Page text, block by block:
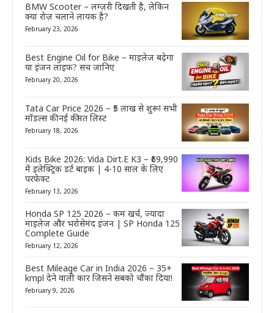
BMW Scooter – लग्ज़री दिखती है, लेकिन
क्या रोज़ चलाने लायक है?
February 23, 2026
Best Engine Oil for Bike – माइलेज बढ़ेगा
या इंजन लाइफ? सच जानिए
February 20, 2026
Tata Car Price 2026 – ₹5 लाख से शुरू! सभी
मॉडल्स की नई कीमत लिस्ट
February 18, 2026
Kids Bike 2026: Vida Dirt.E K3 – ₹69,990
में इलेक्ट्रिक डर्ट बाइक | 4-10 साल के लिए
परफेक्ट
February 13, 2026
Honda SP 125 2026 – कम खर्च, ज्यादा
माइलेज और भरोसेमंद इंजन | SP Honda 125
Complete Guide
February 12, 2026
Best Mileage Car in India 2026 – 35+
kmpl देने वाली कार जिसने सबको चौंका दिया!
February 9, 2026